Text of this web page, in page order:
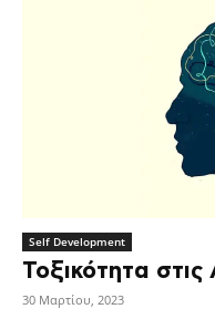
Self Development
Τοξικότητα
30 Μαρτίου, 2023